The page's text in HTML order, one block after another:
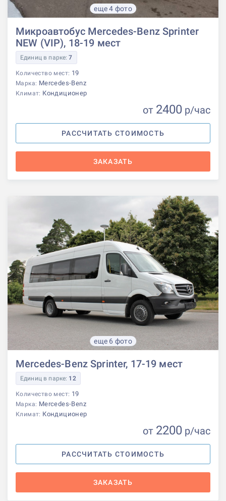
еще 4 фото
Микроавтобус Mercedes-Benz Sprinter
NEW (VIP), 18-19 мест
Единиц в парке:7
Количество мест: 19
Марка: Mercedes-Benz
Климат: Кондиционер
от 2400 р/час
РАССЧИТАТЬ СТОИМОСТЬ
ЗАКАЗАТЬ
еще 6 фото
Mercedes-Benz Sprinter, 17-19 мест
Единиц в парке: 12
Количество мест: 19
Марка: Mercedes-Benz
Климат: Кондиционер
от 2200 р/час
РАССЧИТАТЬ СТОИМОСТЬ
ЗАКАЗАТЬ